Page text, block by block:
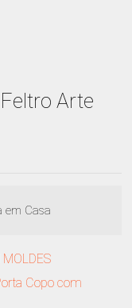
Arte
em Casa
Copo com